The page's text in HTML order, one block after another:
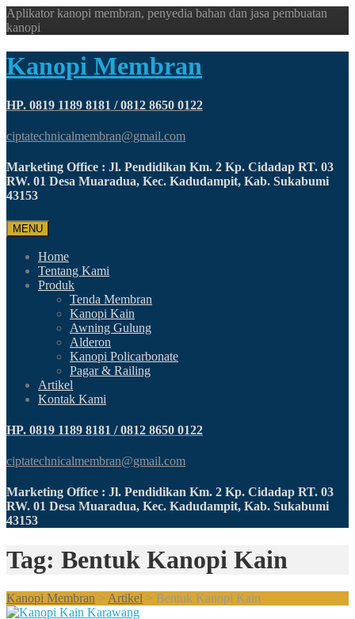
Aplikator kanopi membran, penyedia bahan dan jasa pembuatan
kanopi
Kanopi Membran
HP. 0819 1189 8181 / 0812 8650 0122
ciptatechnicalmembran@gmail.com
Marketing Office : Jl. Pendidikan Km. 2 Kp. Cidadap RT. 03
RW. 01 Desa Muaradua, Kec. Kadudampit, Kab. Sukabumi
43153
MENU
Home
Tentang Kami
Produk
Tenda Membran
Kanopi Kain
Awning Gulung
Alderon
Kanopi Policarbonate
Pagar & Railing
Artikel
Kontak Kami
HP. 0819 1189 8181 / 0812 8650 0122
ciptatechnicalmembran@gmail.com
Marketing Office : Jl. Pendidikan Km. 2 Kp. Cidadap RT. 03
RW. 01 Desa Muaradua, Kec. Kadudampit, Kab. Sukabumi
43153
Tag: Bentuk Kanopi Kain
Kanopi Membran > Artikel > Bentuk Kanopi Kain